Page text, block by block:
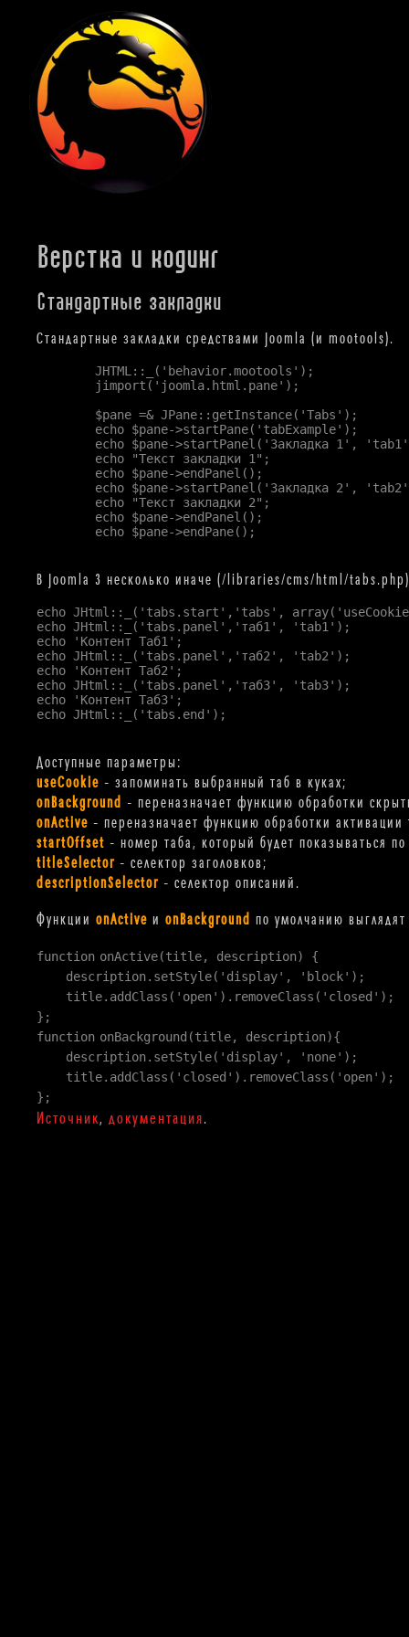
Верстка и кодинг
Стандартные закладки
Стандартные закладки средствами Joomla (и mootools).
        JHTML::_('behavior.mootools');
        jimport('joomla.html.pane');
        $pane =& JPane::getInstance('Tabs');
        echo $pane->startPane('tabExample');
echo $pane->startPanel('Закладка 1',
        echo "Текст закладки 1";
        echo $pane->endPanel();
echo $pane->startPanel('Закладка 2',
        echo "Текст закладки 2";
        echo $pane->endPanel();
        echo $pane->endPane();
В Joomla 3 несколько иначе (/libraries/cms/html/
echo JHtml::_('tabs.start','tabs',
echo JHtml::_('tabs.panel','таб1', 'tab1');
echo 'Контент Таб1';
echo JHtml::_('tabs.panel','таб2', 'tab2');
echo 'Контент Таб2';
echo JHtml::_('tabs.panel','таб3', 'tab3');
echo 'Контент Таб3';
echo JHtml::_('tabs.end');
Доступные параметры:
useCookie – запоминать выбранный таб в куках;
onBackground – переназначает функцию обработки
onActive – переназначает функцию обработки активации
startOffset – номер таба, который будет показываться
titleSelector – селектор заголовков;
descriptionSelector – селектор описаний.
Функции onActive и onBackground по умолчанию
function onActive(title, description) {
description.setStyle( 'display' , 'block' );
title.addClass( 'open' ).removeClass( 'closed' );
};
function onBackground(title, description){
description.setStyle( 'display' , 'none' );
title.addClass( 'closed' ).removeClass( 'open' );
};
Источник, документация.